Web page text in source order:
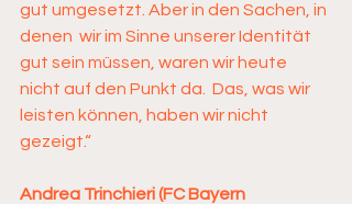
gut umgesetzt. Aber in den Sachen, in
denen  wir im Sinne unserer Identität
gut sein müssen, waren wir heute
nicht auf den Punkt da.  Das, was wir
leisten können, haben wir nicht
gezeigt.“
Andrea Trinchieri (FC Bayern